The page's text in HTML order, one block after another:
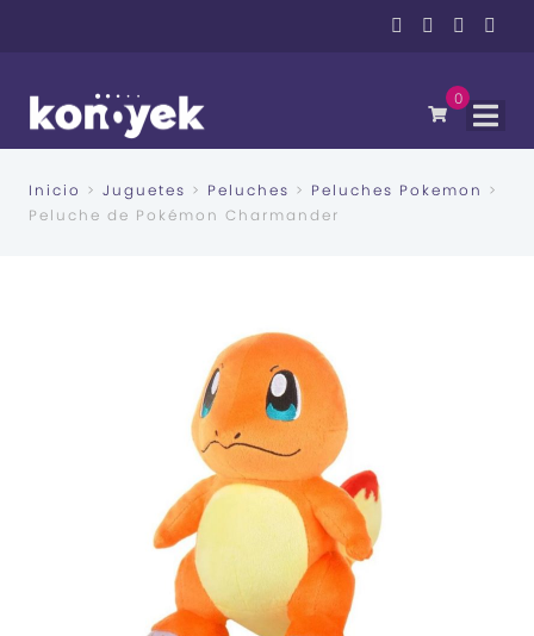
0
Inicio > Juguetes > Peluches > Peluches Pokemon >
Peluche de Pokémon Charmander